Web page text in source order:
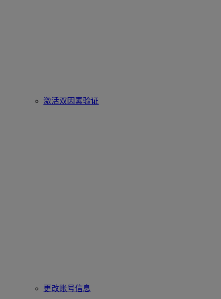
激活双因素验证
更改账号信息